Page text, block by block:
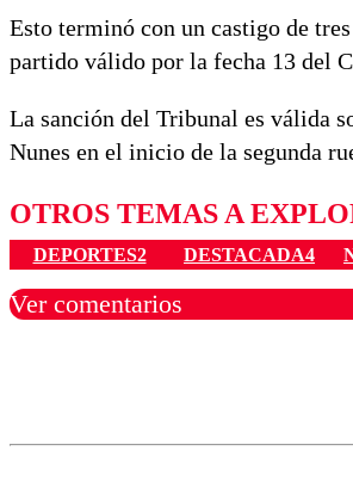
Esto terminó con un castigo de
partido válido por la fecha 13 del
La sanción del Tribunal es válida
Nunes en el inicio de la segunda
OTROS TEMAS A
DEPORTES2 DESTACADA4
Ver comentarios